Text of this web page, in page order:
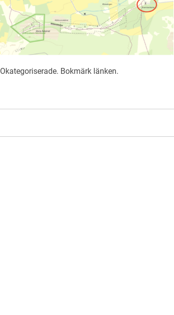
Okategoriserade. Bokmärk länken.